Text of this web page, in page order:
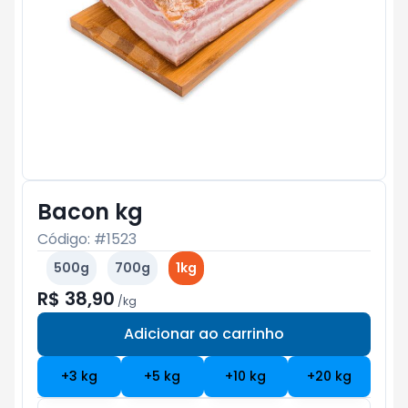
Bacon kg
Código: #1523
500g 700g 1kg
R$ 38,90 /kg
Adicionar ao carrinho
+3 kg +5 kg +10 kg +20 kg